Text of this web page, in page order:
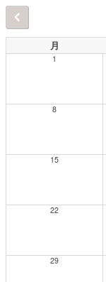
月
1
8
15
22
29